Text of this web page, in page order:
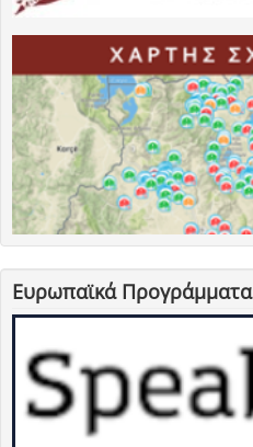
Ευρωπαϊκά Προγράμματα